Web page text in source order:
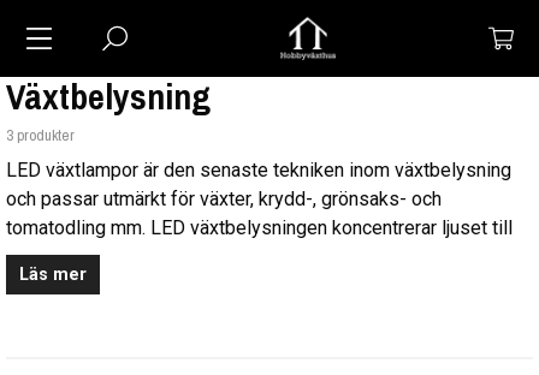
Växtbelysning
3 produkter
LED växtlampor är den senaste tekniken inom växtbelysning
och passar utmärkt för växter, krydd-, grönsaks- och
tomatodling mm. LED växtbelysningen koncentrerar ljuset till
de våglängder som växternas fotosyntes kräver och ger inte
ljus utanför dessa våglängder vilket gör att man kan spara upp
Läs mer